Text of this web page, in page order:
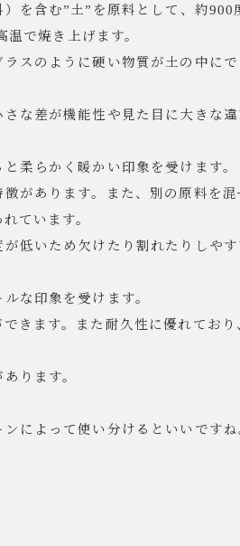
を含む”土”を原料として、約900
で焼き上げます。
スのように硬い物質が土の中にで
な差が機能性や見た目に大きな違
柔らかく暖かい印象を受けます。
があります。また、別の原料を
ています。
低いため欠けたり割れたりしやす
な印象を受けます。
きます。また耐久性に優れてお
ります。
によって使い分けるといいですね